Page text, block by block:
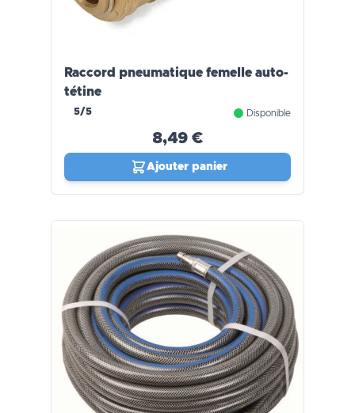
Raccord pneumatique femelle auto-
tétine
5/5 Disponible
8,49 €
Ajouter panier